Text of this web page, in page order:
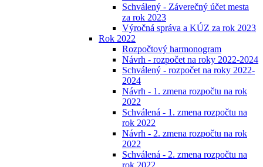
Schválený - Záverečný účet mesta
za rok 2023
Výročná správa a KÚZ za rok 2023
Rok 2022
Rozpočtový harmonogram
Návrh - rozpočet na roky 2022-2024
Schválený - rozpočet na roky 2022-
2024
Návrh - 1. zmena rozpočtu na rok
2022
Schválená - 1. zmena rozpočtu na
rok 2022
Návrh - 2. zmena rozpočtu na rok
2022
Schválená - 2. zmena rozpočtu na
rok 2022